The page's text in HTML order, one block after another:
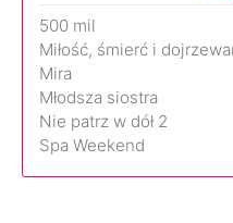
500 mil
Miłość, śmierć i
Mira
Młodsza siostra
Nie patrz w dół 2
Spa Weekend